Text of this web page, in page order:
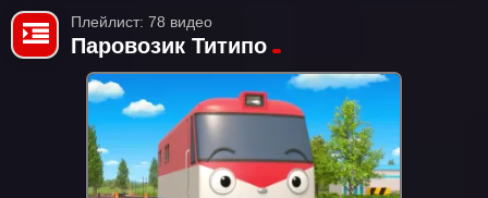
Плейлист: 78 видео
Паровозик Титипо